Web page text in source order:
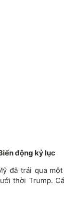
động kỷ lục
đã trải qua
thời Trump.